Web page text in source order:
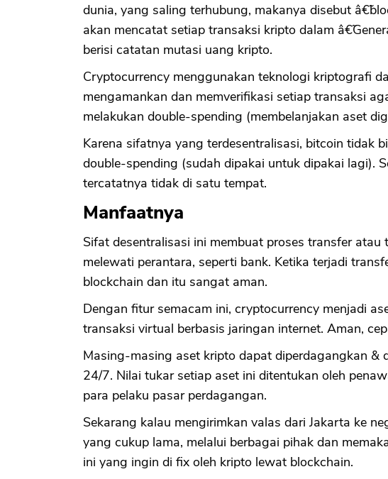
dunia, yang saling terhubung, makanya disebut
akan mencatat setiap transaksi kripto dalam
berisi catatan mutasi uang kripto.
Cryptocurrency menggunakan teknologi kriptografi
mengamankan dan memverifikasi setiap transaksi
melakukan double-spending (membelanjakan aset
Karena sifatnya yang terdesentralisasi, bitcoin tidak
double-spending (sudah dipakai untuk dipakai lagi).
tercatatnya tidak di satu tempat.
Manfaatnya
Sifat desentralisasi ini membuat proses transfer
melewati perantara, seperti bank. Ketika terjadi
blockchain dan itu sangat aman.
Dengan fitur semacam ini, cryptocurrency menjadi
transaksi virtual berbasis jaringan internet. Aman,
Masing-masing aset kripto dapat diperdagangkan &
24/7. Nilai tukar setiap aset ini ditentukan oleh
para pelaku pasar perdagangan.
Sekarang kalau mengirimkan valas dari Jakarta ke
yang cukup lama, melalui berbagai pihak dan
ini yang ingin di fix oleh kripto lewat blockchain.